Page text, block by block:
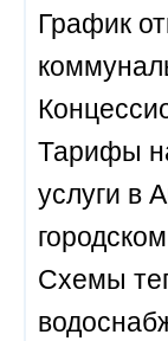
График
Тарифы
услуги в
Схемы